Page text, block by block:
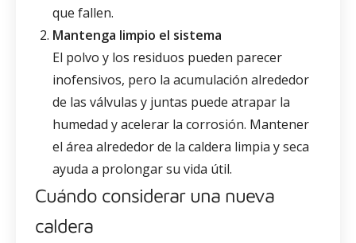
que fallen.
Mantenga limpio el sistema
El polvo y los residuos pueden parecer
inofensivos, pero la acumulación alrededor
de las válvulas y juntas puede atrapar la
humedad y acelerar la corrosión. Mantener
el área alrededor de la caldera limpia y seca
ayuda a prolongar su vida útil.
Cuándo considerar una nueva
caldera